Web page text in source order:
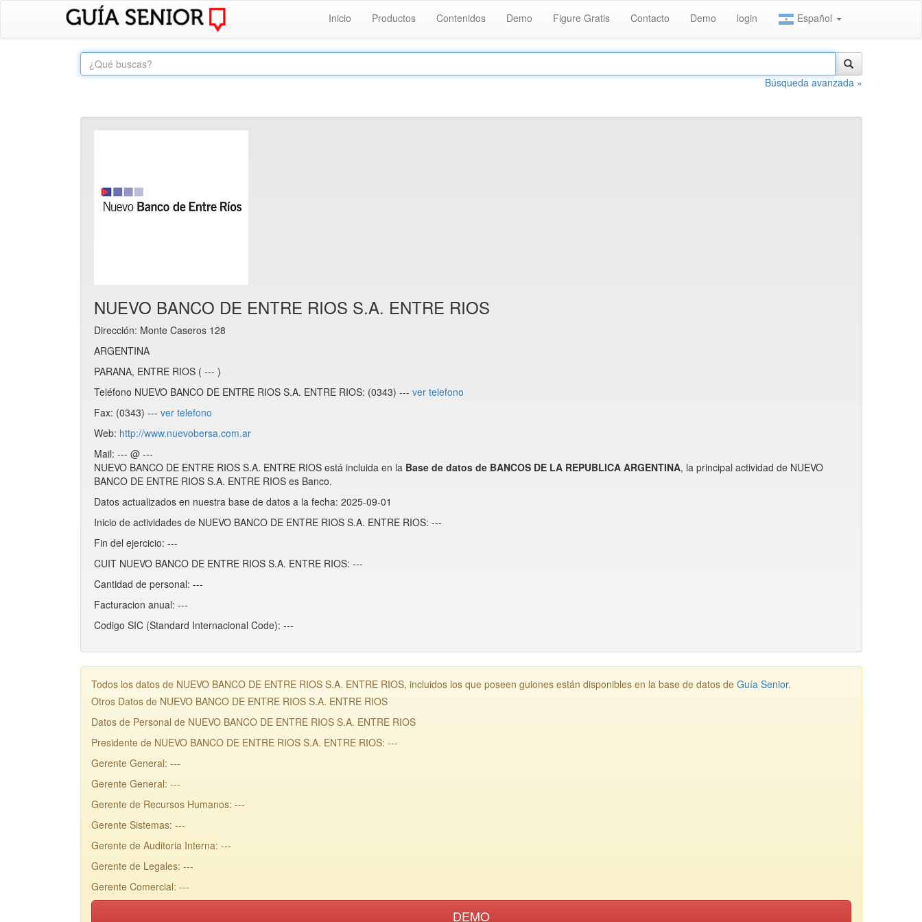
Inicio Productos Contenidos Demo Figure Gratis Contacto Demo login Español
Búsqueda avanzada »
NUEVO BANCO DE ENTRE RIOS S.A. ENTRE RIOS
Dirección: Monte Caseros 128
ARGENTINA
PARANA, ENTRE RIOS ( --- )
Teléfono NUEVO BANCO DE ENTRE RIOS S.A. ENTRE RIOS: (0343) --- ver telefono
Fax: (0343) --- ver telefono
Web: http://www.nuevobersa.com.ar
Mail: --- @ ---
NUEVO BANCO DE ENTRE RIOS S.A. ENTRE RIOS está incluida en la Base de datos de BANCOS DE LA REPUBLICA ARGENTINA, la principal actividad de NUEVO
BANCO DE ENTRE RIOS S.A. ENTRE RIOS es Banco.
Datos actualizados en nuestra base de datos a la fecha: 2025-09-01
Inicio de actividades de NUEVO BANCO DE ENTRE RIOS S.A. ENTRE RIOS: ---
Fin del ejercicio: ---
CUIT NUEVO BANCO DE ENTRE RIOS S.A. ENTRE RIOS: ---
Cantidad de personal: ---
Facturacion anual: ---
Codigo SIC (Standard Internacional Code): ---
Todos los datos de NUEVO BANCO DE ENTRE RIOS S.A. ENTRE RIOS, incluidos los que poseen guiones están disponibles en la base de datos de Guía Senior.
Otros Datos de NUEVO BANCO DE ENTRE RIOS S.A. ENTRE RIOS
Datos de Personal de NUEVO BANCO DE ENTRE RIOS S.A. ENTRE RIOS
Presidente de NUEVO BANCO DE ENTRE RIOS S.A. ENTRE RIOS: ---
Gerente General: ---
Gerente General: ---
Gerente de Recursos Humanos: ---
Gerente Sistemas: ---
Gerente de Auditoria Interna: ---
Gerente de Legales: ---
Gerente Comercial: ---
DEMO